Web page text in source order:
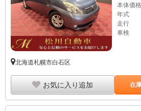
本体価格
年式
走行
車検
北海道札幌市白石区
お気に入り追加 在